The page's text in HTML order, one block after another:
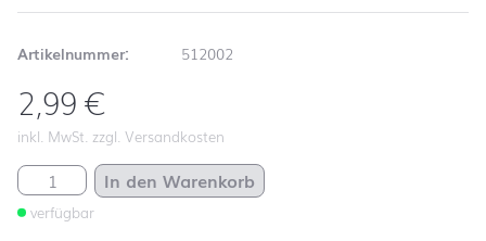
Artikelnummer: 512002
2,99€
inkl. MwSt. zzgl. Versandkosten
Cabin Charm Menge
verfügbar
In den Warenkorb